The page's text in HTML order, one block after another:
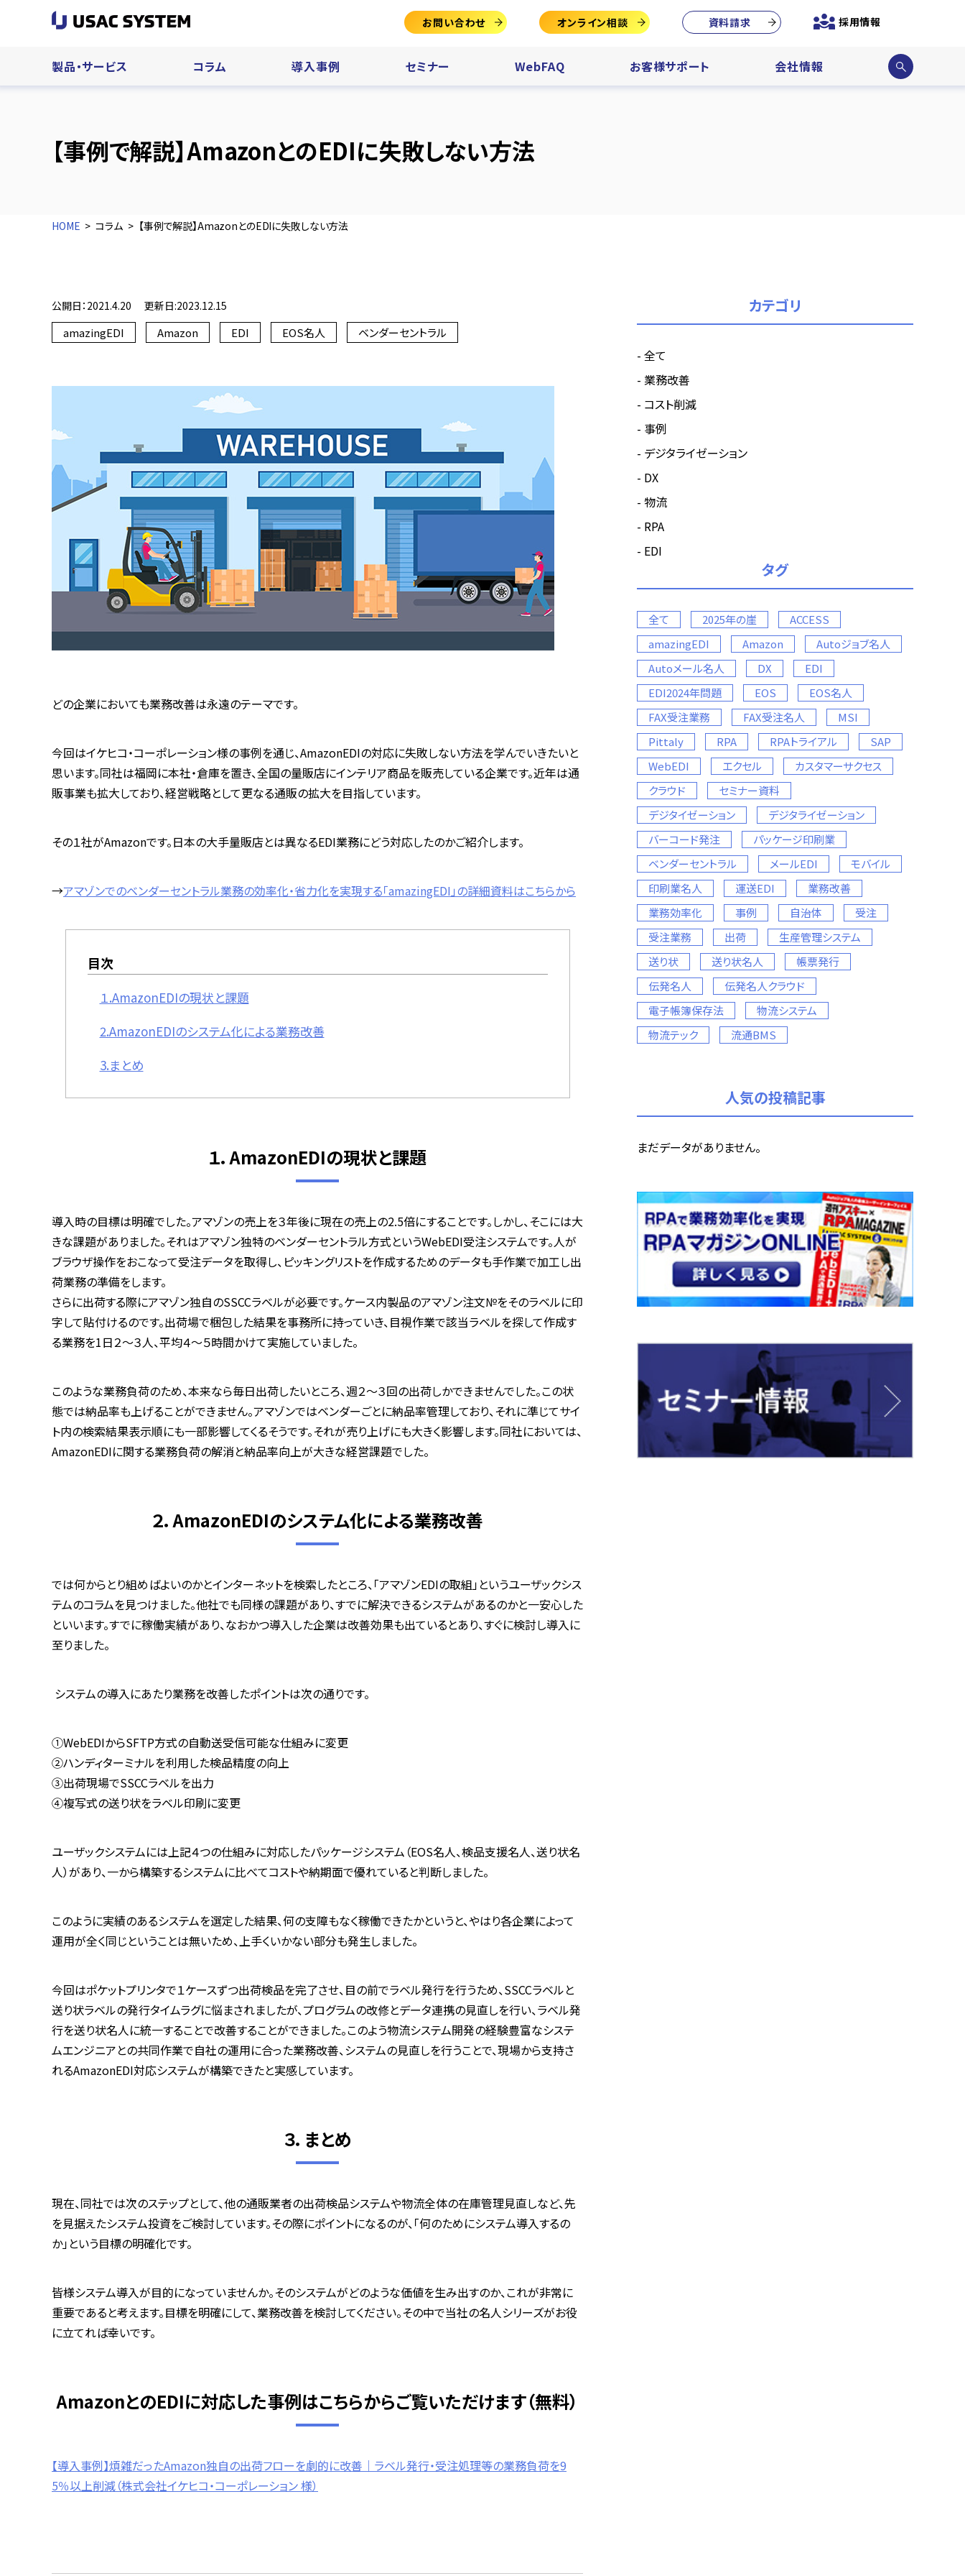
製品・サービス コラム 導入事例 セミナー WebFAQ お客様サポート 会社情報
サイ
ト内
お問い合わせ オンライン相談 資料請求 採用情報
【事例で解説】AmazonとのEDIに失敗しない方法
HOME コラム 【事例で解説】AmazonとのEDIに失敗しない方法
公開日：2021.4.20 更新日:2023.12.15
amazingEDI Amazon EDI EOS名人 ベンダーセントラル
どの企業においても業務改善は永遠のテーマです。
今回はイケヒコ・コーポレーション様の事例を通じ、AmazonEDIの対応に失敗しない方法を学んでいきたいと
思います。同社は福岡に本社・倉庫を置き、全国の量販店にインテリア商品を販売している企業です。近年は通
販事業も拡大しており、経営戦略として更なる通販の拡大を目指しています。
その１社がAmazonです。日本の大手量販店とは異なるEDI業務にどう対応したのかご紹介します。
→アマゾンでのベンダーセントラル業務の効率化・省力化を実現する「amazingEDI」の詳細資料はこちらから
目次
１.AmazonEDIの現状と課題
2.AmazonEDIのシステム化による業務改善
3.まとめ
１．AmazonEDIの現状と課題
導入時の目標は明確でした。アマゾンの売上を３年後に現在の売上の2.5倍にすることです。しかし、そこには大
きな課題がありました。それはアマゾン独特のベンダーセントラル方式というWebEDI受注システムです。人が
ブラウザ操作をおこなって受注データを取得し、ピッキングリストを作成するためのデータも手作業で加工し出
荷業務の準備をします。
さらに出荷する際にアマゾン独自のSSCCラベルが必要です。ケース内製品のアマゾン注文№をそのラベルに印
字して貼付けるのです。出荷場で梱包した結果を事務所に持っていき、目視作業で該当ラベルを探して作成す
る業務を1日２～３人、平均４～５時間かけて実施していました。
このような業務負荷のため、本来なら毎日出荷したいところ、週２～３回の出荷しかできませんでした。この状
態では納品率も上げることができません。アマゾンではベンダーごとに納品率管理しており、それに準じてサイ
ト内の検索結果表示順にも一部影響してくるそうです。それが売り上げにも大きく影響します。同社においては、
AmazonEDIに関する業務負荷の解消と納品率向上が大きな経営課題でした。
２．AmazonEDIのシステム化による業務改善
では何からとり組めばよいのかとインターネットを検索したところ、「アマゾンEDIの取組」というユーザックシス
テムのコラムを見つけました。他社でも同様の課題があり、すでに解決できるシステムがあるのかと一安心した
といいます。すでに稼働実績があり、なおかつ導入した企業は改善効果も出ているとあり、すぐに検討し導入に
至りました。
システムの導入にあたり業務を改善したポイントは次の通りです。
①WebEDIからSFTP方式の自動送受信可能な仕組みに変更
②ハンディターミナルを利用した検品精度の向上
③出荷現場でSSCCラベルを出力
④複写式の送り状をラベル印刷に変更
ユーザックシステムには上記４つの仕組みに対応したパッケージシステム（EOS名人、検品支援名人、送り状名
人）があり、一から構築するシステムに比べてコストや納期面で優れていると判断しました。
このように実績のあるシステムを選定した結果、何の支障もなく稼働できたかというと、やはり各企業によって
運用が全く同じということは無いため、上手くいかない部分も発生しました。
今回はポケットプリンタで１ケースずつ出荷検品を完了させ、目の前でラベル発行を行うため、SSCCラベルと
送り状ラベルの発行タイムラグに悩まされましたが、プログラムの改修とデータ連携の見直しを行い、ラベル発
行を送り状名人に統一することで改善することができました。このよう物流システム開発の経験豊富なシステ
ムエンジニアとの共同作業で自社の運用に合った業務改善、システムの見直しを行うことで、現場から支持さ
れるAmazonEDI対応システムが構築できたと実感しています。
３．まとめ
現在、同社では次のステップとして、他の通販業者の出荷検品システムや物流全体の在庫管理見直しなど、先
を見据えたシステム投資をご検討しています。その際にポイントになるのが、「何のためにシステム導入するの
か」という目標の明確化です。
皆様システム導入が目的になっていませんか。そのシステムがどのような価値を生み出すのか、これが非常に
重要であると考えます。目標を明確にして、業務改善を検討してください。その中で当社の名人シリーズがお役
に立てれば幸いです。
AmazonとのEDIに対応した事例はこちらからご覧いただけます（無料）
【導入事例】煩雑だったAmazon独自の出荷フローを劇的に改善｜ラベル発行・受注処理等の業務負荷を9
5％以上削減（株式会社イケヒコ・コーポレーション 様）
カテゴリ
全て
業務改善
コスト削減
事例
デジタライゼーション
DX
物流
RPA
EDI
タグ
全て 2025年の崖
ACCESS
amazingEDI
Amazon
Autoジョブ名人
Autoメール名人
DX
EDI
EDI2024年問題
EOS
EOS名人
FAX受注業務
FAX受注名人
MSI
Pittaly
RPA RPAトライアル
SAP
WebEDI
エクセル
カスタマーサクセス
クラウド
セミナー資料
デジタイゼーション
デジタライゼーション
バーコード発注
パッケージ印刷業
ベンダーセントラル
メールEDI
モバイル
印刷業名人
運送EDI
業務改善
業務効率化
事例 自治体
受注
受注業務
出荷
生産管理システム
送り状
送り状名人
帳票発行
伝発名人
伝発名人クラウド
電子帳簿保存法
物流システム
物流テック
流通BMS
人気の投稿記事
まだデータがありません。